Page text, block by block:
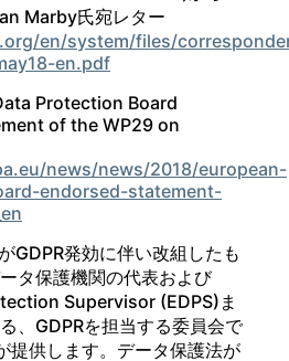
Marby氏宛レター
en/system/files/
en.pdf
Protection Board
of the WP29 on
news/news/2018/european-
endorsed-statement-
GDPR発効に伴い改組したも
タ保護機関の代表および
Supervisor (EDPS)ま
、GDPRを担当する委員会で
提供します。データ保護法が